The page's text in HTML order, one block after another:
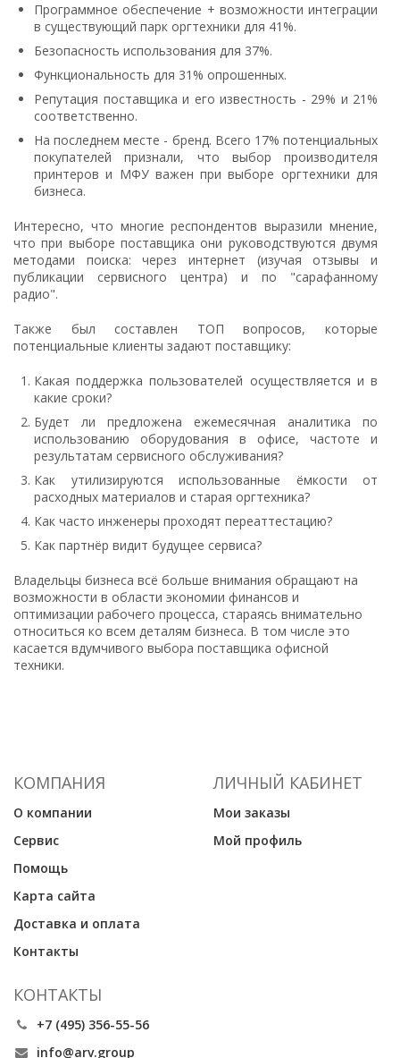
Программное обеспечение + возможности интеграции
в существующий парк оргтехники для 41%.
Безопасность использования для 37%.
Функциональность для 31% опрошенных.
Репутация поставщика и его известность - 29% и 21%
соответственно.
На последнем месте - бренд. Всего 17% потенциальных
покупателей признали, что выбор производителя
принтеров и МФУ важен при выборе оргтехники для
бизнеса.
Интересно, что многие респондентов выразили мнение,
что при выборе поставщика они руководствуются двумя
методами поиска: через интернет (изучая отзывы и
публикации сервисного центра) и по "сарафанному
радио".
Также был составлен ТОП вопросов, которые
потенциальные клиенты задают поставщику:
Какая поддержка пользователей осуществляется и в
какие сроки?
Будет ли предложена ежемесячная аналитика по
использованию оборудования в офисе, частоте и
результатам сервисного обслуживания?
Как утилизируются использованные ёмкости от
расходных материалов и старая оргтехника?
Как часто инженеры проходят переаттестацию?
Как партнёр видит будущее сервиса?
Владельцы бизнеса всё больше внимания обращают на
возможности в области экономии финансов и
оптимизации рабочего процесса, стараясь внимательно
относиться ко всем деталям бизнеса. В том числе это
касается вдумчивого выбора поставщика офисной
техники.
КОМПАНИЯ
О компании
Сервис
Помощь
Карта сайта
Доставка и оплата
Контакты
ЛИЧНЫЙ КАБИНЕТ
Мои заказы
Мой профиль
КОНТАКТЫ
+7 (495) 356-55-56
info@arv.group